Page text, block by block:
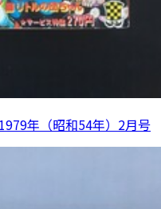
年（昭和54年）2月号